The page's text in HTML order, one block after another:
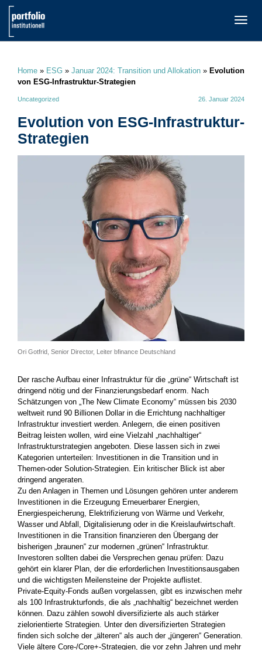
Home » ESG » Januar 2024: Transition und Allokation » Evolution
von ESG-Infrastruktur-Strategien
Uncategorized 26. Januar 2024
Evolution von ESG-Infrastruktur-
Strategien
Ori Gotfrid, Senior Director, Leiter bfinance Deutschland
Der rasche Aufbau einer Infrastruktur für die „grüne“ Wirtschaft ist
dringend nötig und der Finanzierungsbedarf enorm. Nach
Schätzungen von „The New Climate Economy“ müssen bis 2030
weltweit rund 90 Billionen Dollar in die Errichtung nachhaltiger
Infrastruktur investiert werden. Anlegern, die einen positiven
Beitrag leisten wollen, wird eine Vielzahl „nachhaltiger“
Infrastrukturstrategien angeboten. Diese lassen sich in zwei
Kategorien unterteilen: Investitionen in die Transition und in
Themen-oder Solution-Strategien. Ein kritischer Blick ist aber
dringend angeraten.
Zu den Anlagen in Themen und Lösungen gehören unter anderem
Investitionen in die Erzeugung Erneuerbarer Energien,
Energiespeicherung, Elektrifizierung von Wärme und Verkehr,
Wasser und Abfall, Digitalisierung oder in die Kreislaufwirtschaft.
Investitionen in die Transition finanzieren den Übergang der
bisherigen „braunen“ zur modernen „grünen“ Infrastruktur.
Investoren sollten dabei die Versprechen genau prüfen: Dazu
gehört ein klarer Plan, der die erforderlichen Investitionsausgaben
und die wichtigsten Meilensteine der Projekte auflistet.
Private-Equity-Fonds außen vorgelassen, gibt es inzwischen mehr
als 100 Infrastrukturfonds, die als „nachhaltig“ bezeichnet werden
können. Dazu zählen sowohl diversifizierte als auch stärker
zielorientierte Strategien. Unter den diversifizierten Strategien
finden sich solche der „älteren“ als auch der „jüngeren“ Generation.
Viele ältere Core-/Core+-Strategien, die vor zehn Jahren und mehr